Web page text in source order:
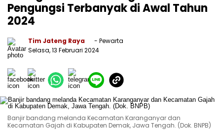
Pengungsi Terbanyak di Awal Tahun
2024
Tim Jateng Raya
- Pewarta
Selasa, 13 Februari 2024
Banjir bandang melanda Kecamatan Karanganyar dan
Kecamatan Gajah di Kabupaten Demak, Jawa Tengah. (Dok. BNPB)